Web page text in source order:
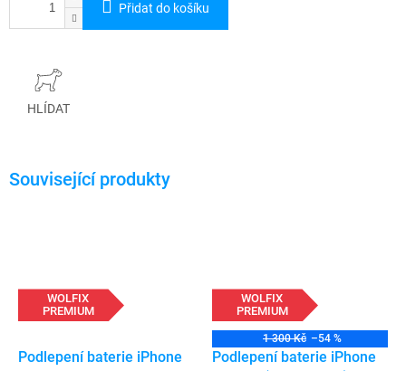
Přidat do košíku
HLÍDAT
WOLFIX
PREMIUM
Podlepení baterie iPhone
WOLFIX
PREMIUM
1 300 Kč –54 %
Podlepení baterie iPhone